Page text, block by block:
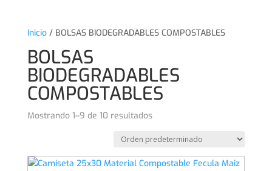
Inicio/ BOLSAS BIODEGRADABLES COMPOSTABLES
BOLSAS
BIODEGRADABLES
COMPOSTABLES
Mostrando 1–9 de 10 resultados